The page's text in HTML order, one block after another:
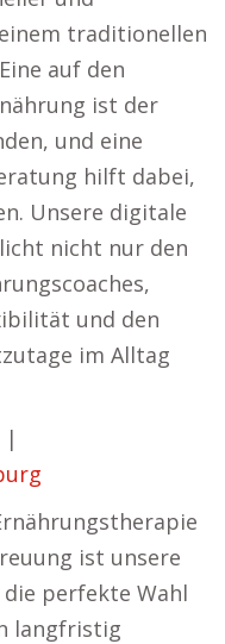
traditionellen
auf den
ist der
und eine
hilft dabei,
Unsere digitale
nicht nur den
und den
im Alltag
|
ist unsere
perfekte Wahl
langfristig